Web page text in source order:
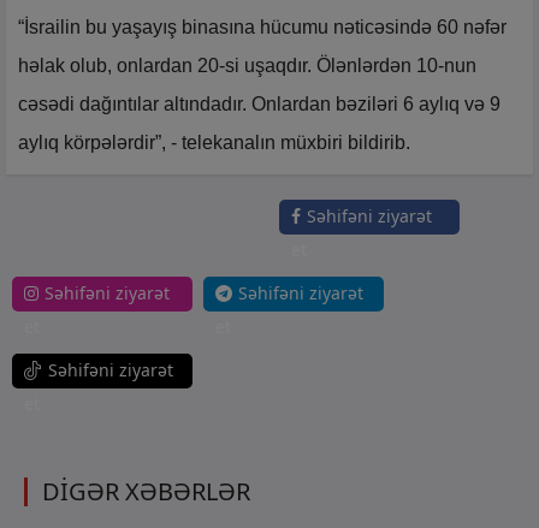
“İsrailin bu yaşayış binasına hücumu nəticəsində 60 nəfər
həlak olub, onlardan 20-si uşaqdır. Ölənlərdən 10-nun
cəsədi dağıntılar altındadır. Onlardan bəziləri 6 aylıq və 9
aylıq körpələrdir”, - telekanalın müxbiri bildirib.
Səhifəni ziyarət
Səhifəni ziyarət
Səhifəni ziyarət
Səhifəni ziyarət
DİGƏR XƏBƏRLƏR